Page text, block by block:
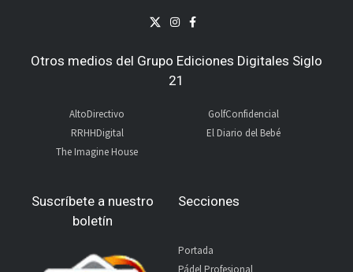
Otros medios del Grupo Ediciones Digitales Siglo
21
AltoDirectivo
RRHHDigital
The Imagine House
GolfConfidencial
El Diario del Bebé
Suscríbete a nuestro
boletín
Secciones
Portada